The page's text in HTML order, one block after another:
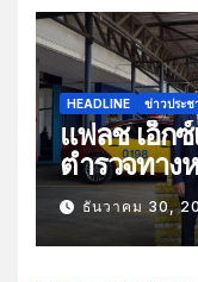
HEADLINE ข่าวประ
แฟลช เอ็ก
ตำรวจทาง
ช่วงเทศกาล
ธันวาคม 30,